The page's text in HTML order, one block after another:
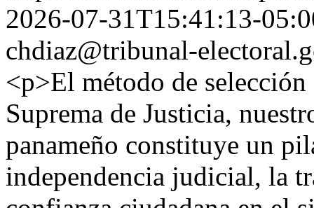
2026-07-31T15:41:13-
chdiaz@tribunal-
<p>El método de
Suprema de Justicia,
panameño constituye un
independencia judicial, la